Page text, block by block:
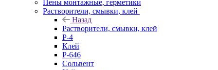
Пены монтажные, герметики
Растворители, смывки, клей
Назад
Растворители, смывки, клей
Р-4
Клей
Р-646
Сольвент